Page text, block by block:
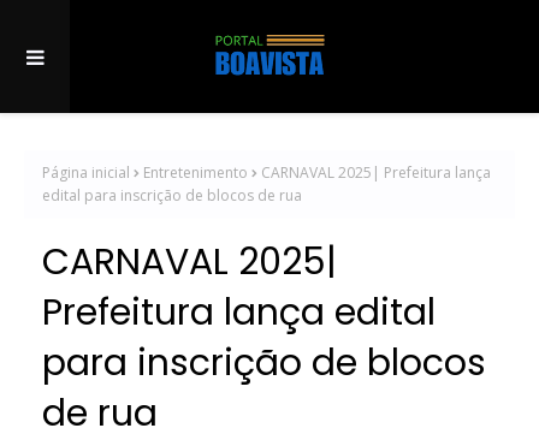
Página inicial Entretenimento
CARNAVAL 2025| Prefeitura lança
edital para inscrição de blocos de rua
CARNAVAL 2025|
Prefeitura lança edital
para inscrição de blocos
de rua